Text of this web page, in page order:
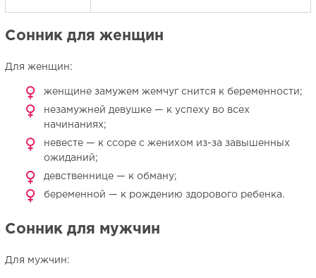
Сонник для женщин
Для женщин:
женщине замужем жемчуг снится к беременности;
незамужней девушке — к успеху во всех
начинаниях;
невесте — к ссоре с женихом из-за завышенных
ожиданий;
девственнице — к обману;
беременной — к рождению здорового ребенка.
Сонник для мужчин
Для мужчин: